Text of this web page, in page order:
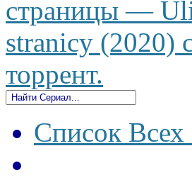
страницы —
stranicy (2020)
торрент.
Список Всех